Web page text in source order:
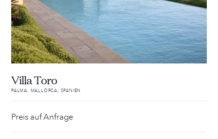
Villa Toro
PALMA; MALLORCA; SPANIEN
Preis auf Anfrage